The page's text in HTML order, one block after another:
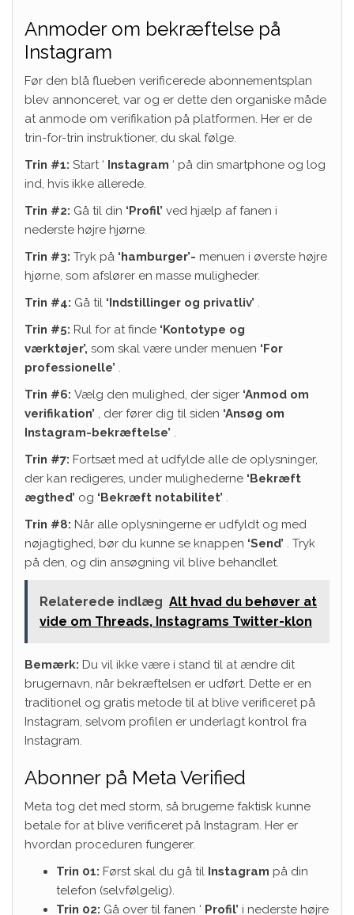
Anmoder om bekræftelse på
Instagram
Før den blå flueben verificerede abonnementsplan
blev annonceret, var og er dette den organiske måde
at anmode om verifikation på platformen. Her er de
trin-for-trin instruktioner, du skal følge.
Trin #1: Start ‘ Instagram ‘ på din smartphone og log
ind, hvis ikke allerede.
Trin #2: Gå til din ‘Profil’ ved hjælp af fanen i
nederste højre hjørne.
Trin #3: Tryk på ‘hamburger’- menuen i øverste højre
hjørne, som afslører en masse muligheder.
Trin #4: Gå til ‘Indstillinger og privatliv’ .
Trin #5: Rul for at finde ‘Kontotype og
værktøjer’, som skal være under menuen ‘For
professionelle’ .
Trin #6: Vælg den mulighed, der siger ‘Anmod om
verifikation’ , der fører dig til siden ‘Ansøg om
Instagram-bekræftelse’ .
Trin #7: Fortsæt med at udfylde alle de oplysninger,
der kan redigeres, under mulighederne ‘Bekræft
ægthed’ og ‘Bekræft notabilitet’ .
Trin #8: Når alle oplysningerne er udfyldt og med
nøjagtighed, bør du kunne se knappen ‘Send’ . Tryk
på den, og din ansøgning vil blive behandlet.
Relaterede indlæg Alt hvad du behøver at
vide om Threads, Instagrams Twitter-klon
Bemærk: Du vil ikke være i stand til at ændre dit
brugernavn, når bekræftelsen er udført. Dette er en
traditionel og gratis metode til at blive verificeret på
Instagram, selvom profilen er underlagt kontrol fra
Instagram.
Abonner på Meta Verified
Meta tog det med storm, så brugerne faktisk kunne
betale for at blive verificeret på Instagram. Her er
hvordan proceduren fungerer.
Trin 01: Først skal du gå til Instagram på din
telefon (selvfølgelig).
Trin 02: Gå over til fanen ‘ Profil’ i nederste højre